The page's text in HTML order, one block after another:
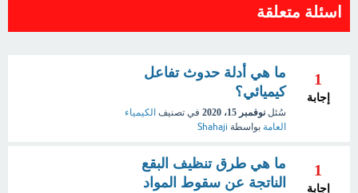
اسئلة متعلقة
1
إجابة
ما هي أدلة حدوث تفاعل
كيميائي؟
سُئل نوفمبر 15، 2020 في تصنيف الكيمياء
العامة بواسطة Shahaji
1
إجابة
ما هي طرق تنظيف البقع
الناتجة عن سقوط المواد